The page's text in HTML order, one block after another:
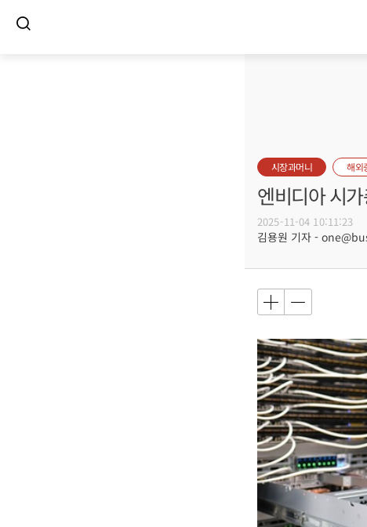
시장과머니 해외
엔비디아 시
2025-11-04 10:11:23
김용원 기자 -